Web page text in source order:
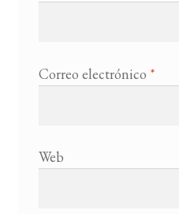
Correo electrónico *
Web